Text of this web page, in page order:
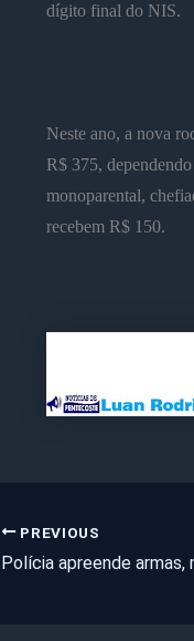
dígito final do NIS.
Neste ano, a nova
R$ 375,
monoparental,
recebem R$ 150.
PREVIOUS